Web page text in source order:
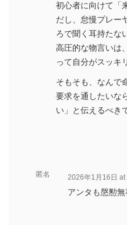
初心者に向けて「
だし、怠慢プレー
ろで聞く耳持たな
高圧的な物言いは
って自分がスッキ
そもそも、なんで
要求を通したいな
い」と伝えるべき
匿名 2026年1月16日 at
アンタも慇懃